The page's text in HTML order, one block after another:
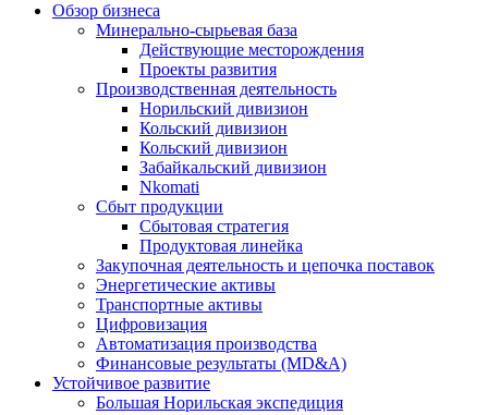
Обзор бизнеса
Минерально-сырьевая база
Действующие месторождения
Проекты развития
Производственная деятельность
Норильский дивизион
Кольский дивизион
Кольский дивизион
Забайкальский дивизион
Nkomati
Сбыт продукции
Сбытовая стратегия
Продуктовая линейка
Закупочная деятельность и цепочка поставок
Энергетические активы
Транспортные активы
Цифровизация
Автоматизация производства
Финансовые результаты (MD&A)
Устойчивое развитие
Большая Норильская экспедиция